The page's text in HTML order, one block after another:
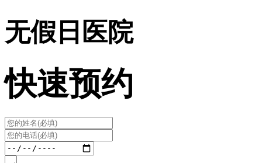
无假日医院
快速预约